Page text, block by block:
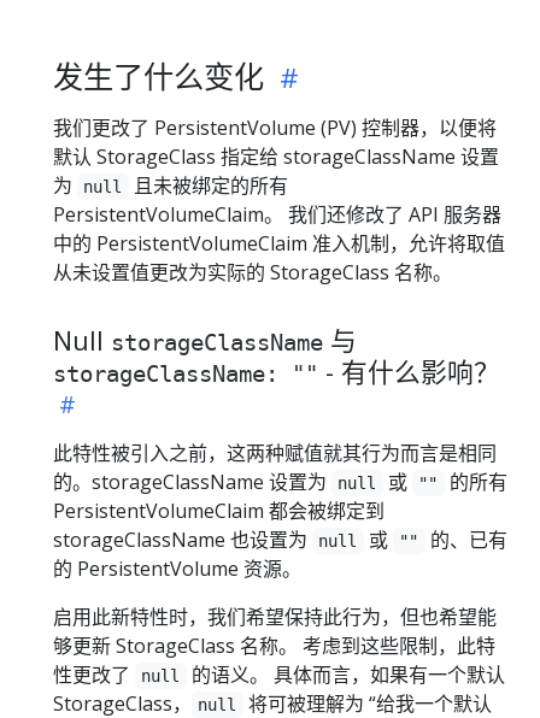
发生了什么变化
我们更改了 PersistentVolume (PV) 控制器，以便将
默认 StorageClass 指定给 storageClassName 设置
为
null
且未被绑定的所有
PersistentVolumeClaim。 我们还修改了 API 服务器
中的 PersistentVolumeClaim 准入机制，允许将取值
从未设置值更改为实际的 StorageClass 名称。
Null storageClassName 与
storageClassName: "" - 有什么影响？
此特性被引入之前，这两种赋值就其行为而言是相同
的。storageClassName 设置为
null 或 ""
的所有
PersistentVolumeClaim 都会被绑定到
storageClassName 也设置为
null 或 ""
的、已有
的 PersistentVolume 资源。
启用此新特性时，我们希望保持此行为，但也希望能
够更新 StorageClass 名称。 考虑到这些限制，此特
性更改了
null
的语义。 具体而言，如果有一个默认
StorageClass，
null
将可被理解为 “给我一个默认